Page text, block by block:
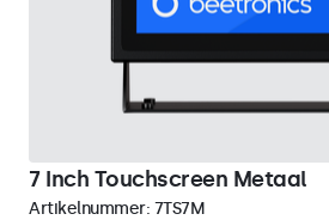
7 Inch Touchscreen Metaal
Artikelnummer: 7TS7M